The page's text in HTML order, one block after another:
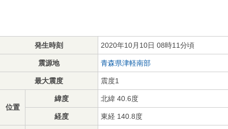
発生時刻 2020年10月10日 08時11分頃
震源地 青森県津軽南部
最大震度 震度1
位置
緯度 北緯 40.6度
経度 東経 140.8度